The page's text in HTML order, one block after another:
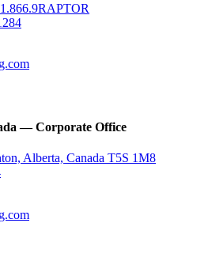
— Corporate Office
Alberta, Canada T5S 1M8